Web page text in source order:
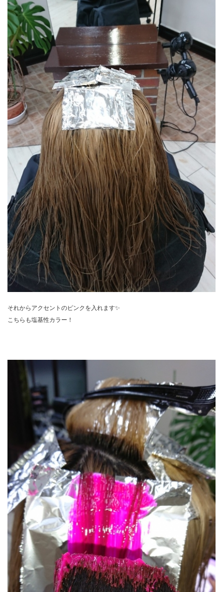
それからアクセントのピンクを入れます✨
こちらも塩基性カラー！